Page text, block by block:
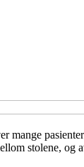
mange
stolene, og